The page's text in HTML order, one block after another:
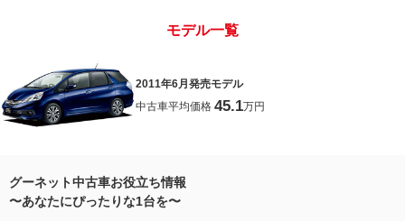
モデル一覧
2011年6月発売モデル
中古車平均価格 45.1万円
グーネット中古車お役立ち情報
〜あなたにぴったりな1台を〜